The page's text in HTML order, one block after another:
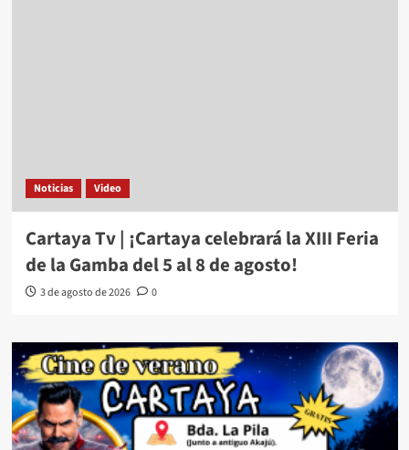
Noticias Video
Cartaya Tv | ¡Cartaya celebrará la XIII Feria
de la Gamba del 5 al 8 de agosto!
3 de agosto de 2026 0